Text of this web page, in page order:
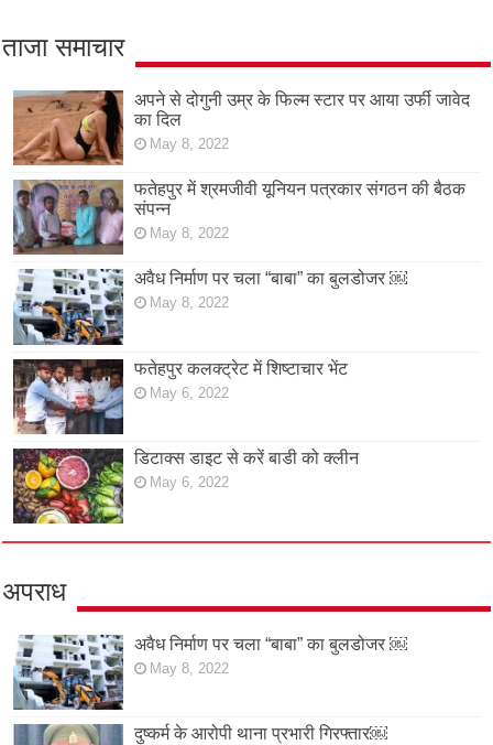
ताजा समाचार
अपने से दोगुनी उम्र के फिल्म स्टार पर आया उर्फी जावेद
का दिल
May 8, 2022
फतेहपुर में श्रमजीवी यूनियन पत्रकार संगठन की बैठक
संपन्न
May 8, 2022
अवैध निर्माण पर चला “बाबा” का बुलडोजर ￼
May 8, 2022
फतेहपुर कलक्ट्रेट में शिष्टाचार भेंट
May 6, 2022
डिटाक्स डाइट से करें बाडी को क्लीन
May 6, 2022
अपराध
अवैध निर्माण पर चला “बाबा” का बुलडोजर ￼
May 8, 2022
दुष्कर्म के आरोपी थाना प्रभारी गिरफ्तार￼